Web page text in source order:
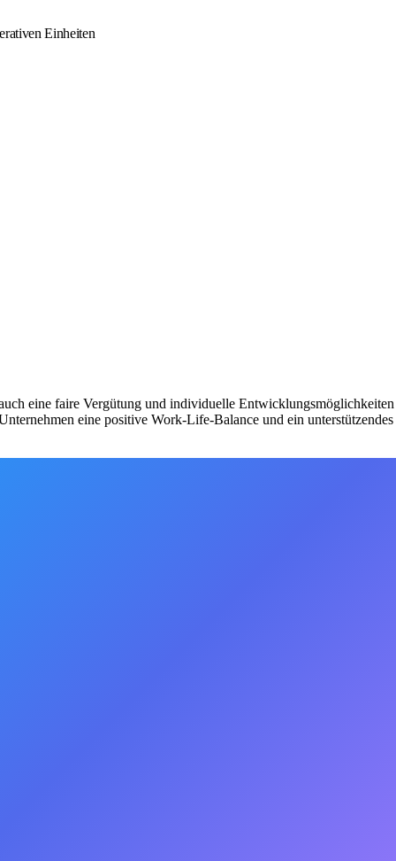
Einheiten
eine faire Vergütung und individuelle Entwicklungsmöglichkeiten
eine positive Work-Life-Balance und ein unterstützendes